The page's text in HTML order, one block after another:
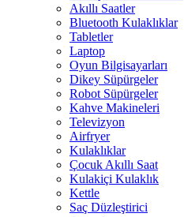
Akıllı Saatler
Bluetooth Kulaklıklar
Tabletler
Laptop
Oyun Bilgisayarları
Dikey Süpürgeler
Robot Süpürgeler
Kahve Makineleri
Televizyon
Airfryer
Kulaklıklar
Çocuk Akıllı Saat
Kulakiçi Kulaklık
Kettle
Saç Düzleştirici